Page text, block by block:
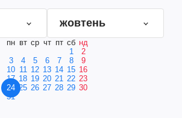
жовтень
пн вт ср чт пт сб нд
1
2
3
4 5 6 7 8
9
10 11 12 13 14 15 16
17 18 19 20 21 22 23
24 25 26 27 28 29 30
31